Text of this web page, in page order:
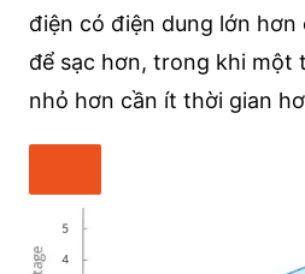
điện có điện dung lớn hơn
để sạc hơn, trong khi một
nhỏ hơn cần ít thời gian